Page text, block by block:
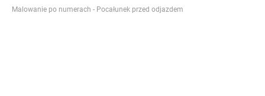
Malowanie po numerach - Pocałunek przed odjazdem